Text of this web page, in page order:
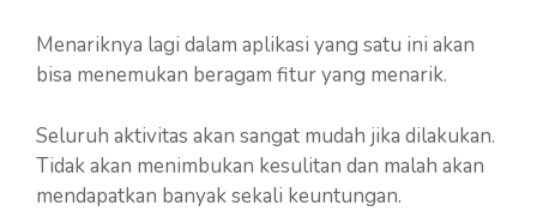
Menariknya lagi dalam aplikasi yang satu ini akan
bisa menemukan beragam fitur yang menarik.
Seluruh aktivitas akan sangat mudah jika dilakukan.
Tidak akan menimbukan kesulitan dan malah akan
mendapatkan banyak sekali keuntungan.